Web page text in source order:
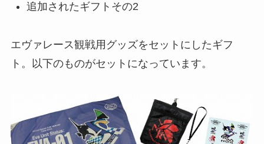
追加されたギフトその2
エヴァレース観戦用グッズをセットにしたギフ
ト。以下のものがセットになっています。